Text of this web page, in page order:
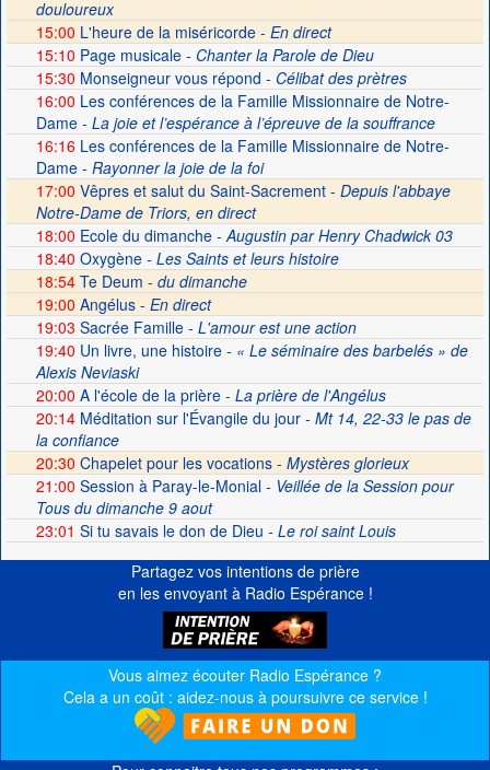
douloureux
15:00 L'heure de la miséricorde - En direct
15:10 Page musicale- Chanter la Parole de Dieu
15:30 Monseigneur vous répond - Célibat des prètres
16:00 Les conférences de la Famille Missionnaire de Notre-
Dame- La joie et l’espérance à l’épreuve de la souffrance
16:16Les conférences de la Famille Missionnaire de Notre-
Dame- Rayonner la joie de la foi
17:00 Vêpres et salut du Saint-Sacrement - Depuis l'abbaye
Notre-Dame de Triors, en direct
18:00 Ecole du dimanche- Augustin par Henry Chadwick 03
18:40 Oxygène- Les Saints et leurs histoire
18:54Te Deum - du dimanche
19:00 Angélus - En direct
19:03 Sacrée Famille- L'amour est une action
19:40 Un livre, une histoire- « Le séminaire des barbelés » de
Alexis Neviaski
20:00 A l'école de la prière- La prière de l'Angélus
20:14Méditation sur l'Évangile du jour- Mt 14, 22-33 le pas de
la confiance
20:30 Chapelet pour les vocations - Mystères glorieux
21:00 Session à Paray-le-Monial- Veillée de la Session pour
Tous du dimanche 9 aout
23:01 Si tu savais le don de Dieu - Le roi saint Louis
Partagez vos intentions de prière
en les envoyant à Radio Espérance !
Vous aimez écouter Radio Espérance ?
Cela a un coût : aidez-nous à poursuivre ce service !